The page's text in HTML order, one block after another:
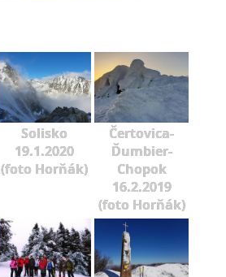
Solisko
19.1.2020
(foto Horňák)
Čertovica-
Ďumbier-
Chopok
16.2.2019
(foto Horňák)